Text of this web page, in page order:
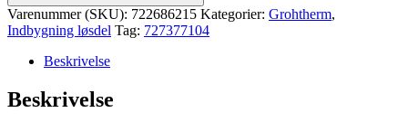
indbygning
med
ventiler
poleret
cool
Varenummer (SKU): 722686215 Kategorier: Grohtherm,
Indbygning løsdel Tag: 727377104
Beskrivelse
Beskrivelse